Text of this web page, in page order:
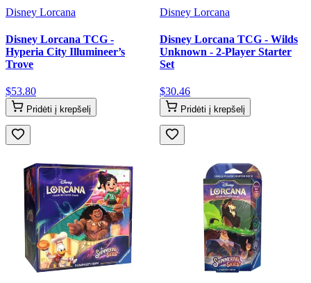
Disney Lorcana
Disney Lorcana TCG -
Hyperia City Illumineer’s
Trove
$53.80
Pridėti į krepšelį
Disney Lorcana
Disney Lorcana TCG - Wilds
Unknown - 2-Player Starter
Set
$30.46
Pridėti į krepšelį